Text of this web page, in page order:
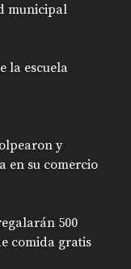
municipal
la escuela
y
en su comercio
500
comida gratis